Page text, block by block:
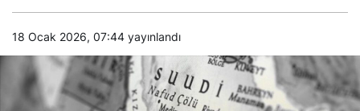
18 Ocak 2026, 07:44 yayınlandı